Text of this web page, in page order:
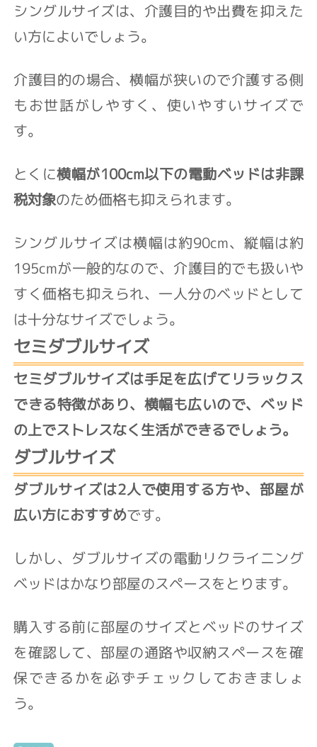
シングルサイズは、介護目的や出費を抑えた
い方によいでしょう。
介護目的の場合、横幅が狭いので介護する側
もお世話がしやすく、使いやすいサイズで
す。
とくに横幅が100cm以下の電動ベッドは非課
税対象のため価格も抑えられます。
シングルサイズは横幅は約90cm、縦幅は約
195cmが一般的なので、介護目的でも扱いや
すく価格も抑えられ、一人分のベッドとして
は十分なサイズでしょう。
セミダブルサイズ
セミダブルサイズは手足を広げてリラックス
できる特徴があり、横幅も広いので、ベッド
の上でストレスなく生活ができるでしょう。
ダブルサイズ
ダブルサイズは2人で使用する方や、部屋が
広い方におすすめです。
しかし、ダブルサイズの電動リクライニング
ベッドはかなり部屋のスペースをとります。
購入する前に部屋のサイズとベッドのサイズ
を確認して、部屋の通路や収納スペースを確
保できるかを必ずチェックしておきましょ
う。